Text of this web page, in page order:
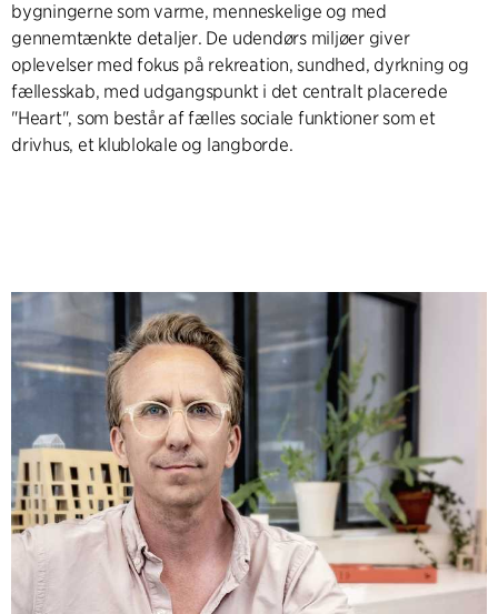
bygningerne som varme, menneskelige og med
gennemtænkte detaljer. De udendørs miljøer giver
oplevelser med fokus på rekreation, sundhed, dyrkning og
fællesskab, med udgangspunkt i det centralt placerede
"Heart", som består af fælles sociale funktioner som et
drivhus, et klublokale og langborde.